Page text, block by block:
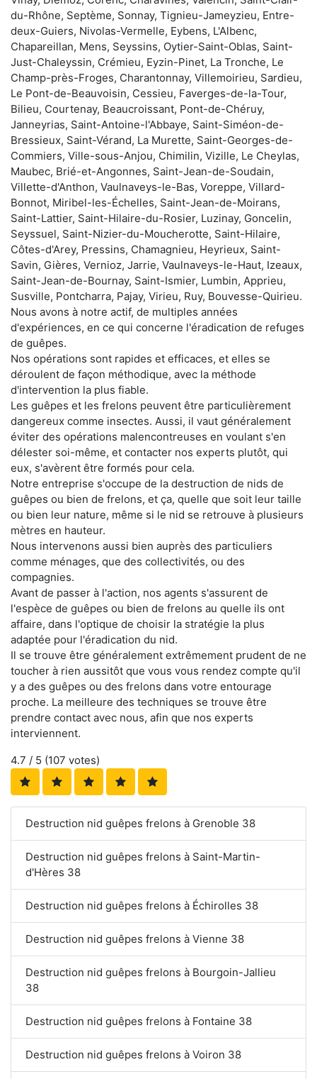
du-Rhône, Septème, Sonnay, Tignieu-Jameyzieu, Entre-
deux-Guiers, Nivolas-Vermelle, Eybens, L'Albenc,
Chapareillan, Mens, Seyssins, Oytier-Saint-Oblas, Saint-
Just-Chaleyssin, Crémieu, Eyzin-Pinet, La Tronche, Le
Champ-près-Froges, Charantonnay, Villemoirieu, Sardieu,
Le Pont-de-Beauvoisin, Cessieu, Faverges-de-la-Tour,
Bilieu, Courtenay, Beaucroissant, Pont-de-Chéruy,
Janneyrias, Saint-Antoine-l'Abbaye, Saint-Siméon-de-
Bressieux, Saint-Vérand, La Murette, Saint-Georges-de-
Commiers, Ville-sous-Anjou, Chimilin, Vizille, Le Cheylas,
Maubec, Brié-et-Angonnes, Saint-Jean-de-Soudain,
Villette-d'Anthon, Vaulnaveys-le-Bas, Voreppe, Villard-
Bonnot, Miribel-les-Échelles, Saint-Jean-de-Moirans,
Saint-Lattier, Saint-Hilaire-du-Rosier, Luzinay, Goncelin,
Seyssuel, Saint-Nizier-du-Moucherotte, Saint-Hilaire,
Côtes-d'Arey, Pressins, Chamagnieu, Heyrieux, Saint-
Savin, Gières, Vernioz, Jarrie, Vaulnaveys-le-Haut, Izeaux,
Saint-Jean-de-Bournay, Saint-Ismier, Lumbin, Apprieu,
Susville, Pontcharra, Pajay, Virieu, Ruy, Bouvesse-Quirieu.
Nous avons à notre actif, de multiples années
d'expériences, en ce qui concerne l'éradication de refuges
de guêpes.
Nos opérations sont rapides et efficaces, et elles se
déroulent de façon méthodique, avec la méthode
d'intervention la plus fiable.
Les guêpes et les frelons peuvent être particulièrement
dangereux comme insectes. Aussi, il vaut généralement
éviter des opérations malencontreuses en voulant s'en
délester soi-même, et contacter nos experts plutôt, qui
eux, s'avèrent être formés pour cela.
Notre entreprise s'occupe de la destruction de nids de
guêpes ou bien de frelons, et ça, quelle que soit leur taille
ou bien leur nature, même si le nid se retrouve à plusieurs
mètres en hauteur.
Nous intervenons aussi bien auprès des particuliers
comme ménages, que des collectivités, ou des
compagnies.
Avant de passer à l'action, nos agents s'assurent de
l'espèce de guêpes ou bien de frelons au quelle ils ont
affaire, dans l'optique de choisir la stratégie la plus
adaptée pour l'éradication du nid.
Il se trouve être généralement extrêmement prudent de ne
toucher à rien aussitôt que vous vous rendez compte qu'il
y a des guêpes ou des frelons dans votre entourage
proche. La meilleure des techniques se trouve être
prendre contact avec nous, afin que nos experts
interviennent.
4.7 / 5 (107 votes)
Destruction nid guêpes frelons à Grenoble 38
Destruction nid guêpes frelons à Saint-Martin-
d'Hères 38
Destruction nid guêpes frelons à Échirolles 38
Destruction nid guêpes frelons à Vienne 38
Destruction nid guêpes frelons à Bourgoin-Jallieu
38
Destruction nid guêpes frelons à Fontaine 38
Destruction nid guêpes frelons à Voiron 38